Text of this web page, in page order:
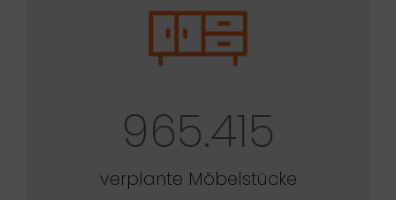
965.415
verplante Möbelstücke